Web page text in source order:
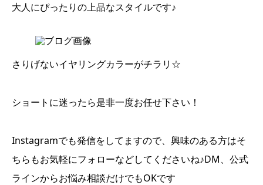
大人にぴったりの上品なスタイルです♪
さりげないイヤリングカラーがチラリ☆
ショートに迷ったら是非一度お任せ下さい！
Instagramでも発信をしてますので、興味のある方はそ
ちらもお気軽にフォローなどしてくださいね♪DM、公式
ラインからお悩み相談だけでもOKです